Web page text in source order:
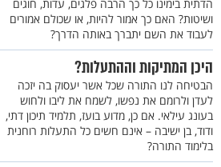
הדתית בימינו כל כך הרבה פלגים, עדות, חוגים
ושיטות? האם כך אמור להיות, או שכולם אמורים
לעבוד את השם יתברך באותה הדרך?
היכן המתיקות וההתעלות?
הבטיחה לנו התורה שכל אשר יעסוק בה יזכה
לעדן ולרומם את נפשו, לשמח את ליבו ולחוש
בעונג עילאי. אם כן, מדוע בועז, תלמיד תיכון דתי,
ודוד, בן ישיבה – אינם חשים כל התעלות רוחנית
בלימוד התורה?